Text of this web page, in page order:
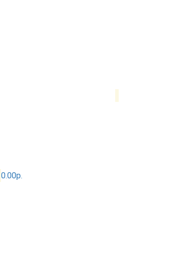
0.00р.